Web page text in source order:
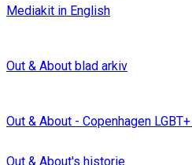
Mediakit in English
Out & About blad arkiv
Out & About - Copenhagen
Out & About's historie